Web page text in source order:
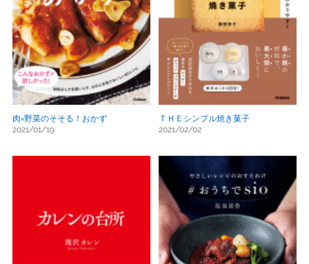
肉×野菜のそそる！おかず
2021/01/19
ＴＨＥシンプル焼き菓子
2021/02/02